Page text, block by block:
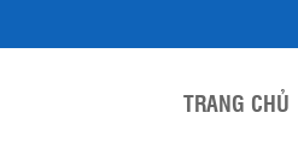
TRANG CHỦ